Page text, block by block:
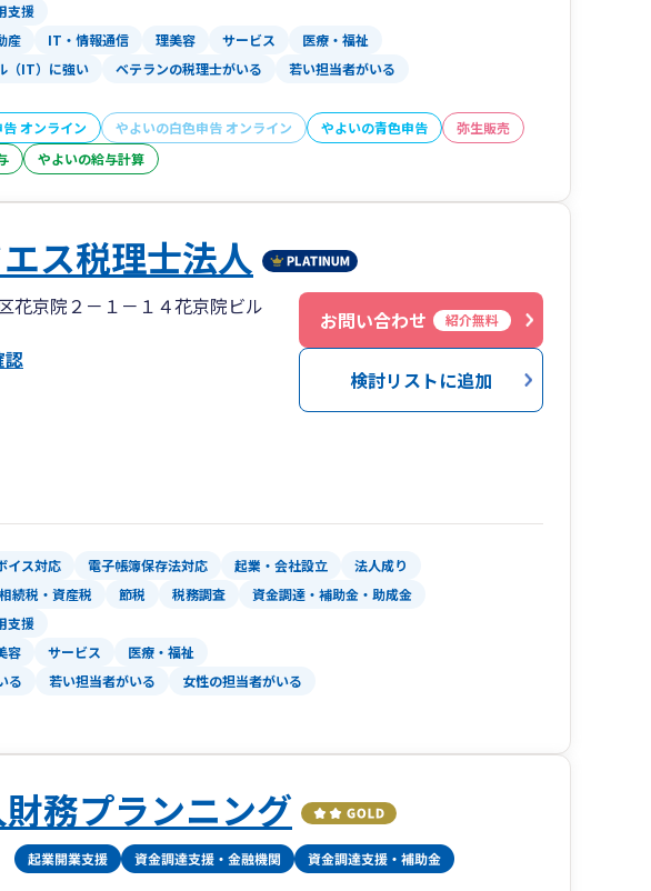
支援
産 IT・情報通信 理美容 サービス 医療・福祉
（IT）に強い ベテランの税理士がいる
若い担当者がいる
オンライン やよいの白色申告 オンライン やよいの青色申告
弥生販売
やよいの給与計算
ス税理士法人
花京院２－１－１４花京院ビル
認
お問い合わせ 紹介無料
検討リストに追加
イス対応 電子帳簿保存法対応 起業・会社設立
法人成り
相続税・資産税 節税 税務調査
資金調達・補助金・助成金
支援
容 サービス 医療・福祉
る 若い担当者がいる 女性の担当者がいる
務プランニング